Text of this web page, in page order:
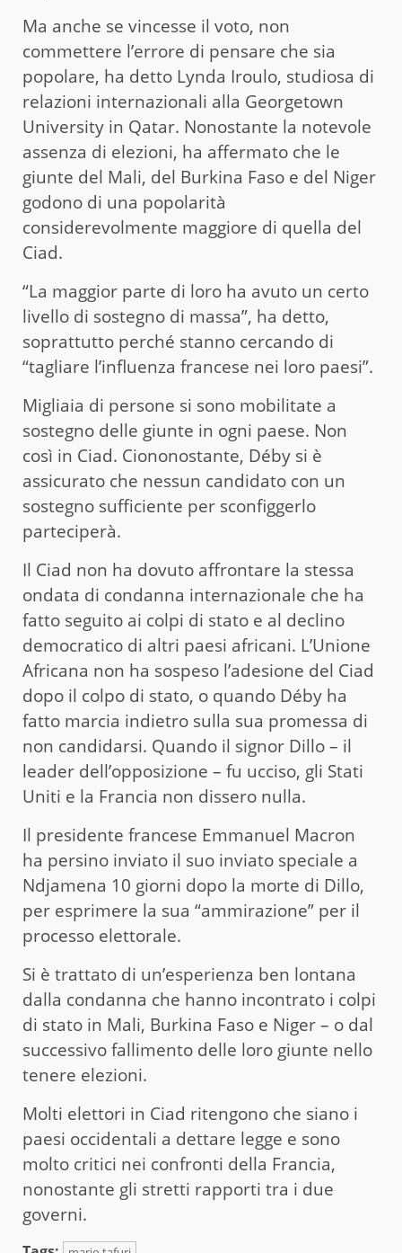
Ma anche se vincesse il voto, non
commettere l’errore di pensare che sia
popolare, ha detto Lynda Iroulo, studiosa di
relazioni internazionali alla Georgetown
University in Qatar. Nonostante la notevole
assenza di elezioni, ha affermato che le
giunte del Mali, del Burkina Faso e del Niger
godono di una popolarità
considerevolmente maggiore di quella del
Ciad.
“La maggior parte di loro ha avuto un certo
livello di sostegno di massa”, ha detto,
soprattutto perché stanno cercando di
“tagliare l’influenza francese nei loro paesi”.
Migliaia di persone si sono mobilitate a
sostegno delle giunte in ogni paese. Non
così in Ciad. Ciononostante, Déby si è
assicurato che nessun candidato con un
sostegno sufficiente per sconfiggerlo
parteciperà.
Il Ciad non ha dovuto affrontare la stessa
ondata di condanna internazionale che ha
fatto seguito ai colpi di stato e al declino
democratico di altri paesi africani. L’Unione
Africana non ha sospeso l’adesione del Ciad
dopo il colpo di stato, o quando Déby ha
fatto marcia indietro sulla sua promessa di
non candidarsi. Quando il signor Dillo – il
leader dell’opposizione – fu ucciso, gli Stati
Uniti e la Francia non dissero nulla.
Il presidente francese Emmanuel Macron
ha persino inviato il suo inviato speciale a
Ndjamena 10 giorni dopo la morte di Dillo,
per esprimere la sua “ammirazione” per il
processo elettorale.
Si è trattato di un’esperienza ben lontana
dalla condanna che hanno incontrato i colpi
di stato in Mali, Burkina Faso e Niger – o dal
successivo fallimento delle loro giunte nello
tenere elezioni.
Molti elettori in Ciad ritengono che siano i
paesi occidentali a dettare legge e sono
molto critici nei confronti della Francia,
nonostante gli stretti rapporti tra i due
governi.